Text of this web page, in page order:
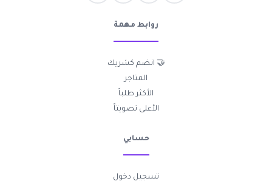
روابط مهمة
🤝 انضم كشريك
المتاجر
الأكثر طلباً
الأعلى تصويتاً
حسابي
تسجيل دخول